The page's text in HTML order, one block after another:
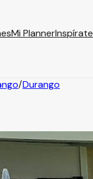
Mi PlannerInspírate
/Durango